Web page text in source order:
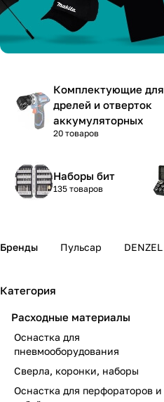
Комплектующие для
дрелей и отверток
аккумуляторных
20 товаров
Наборы бит
135 товаров
Бренды Пульсар DENZEL
Категория
Расходные материалы
Оснастка для
пневмооборудования
Сверла, коронки, наборы
Оснастка для перфораторов и